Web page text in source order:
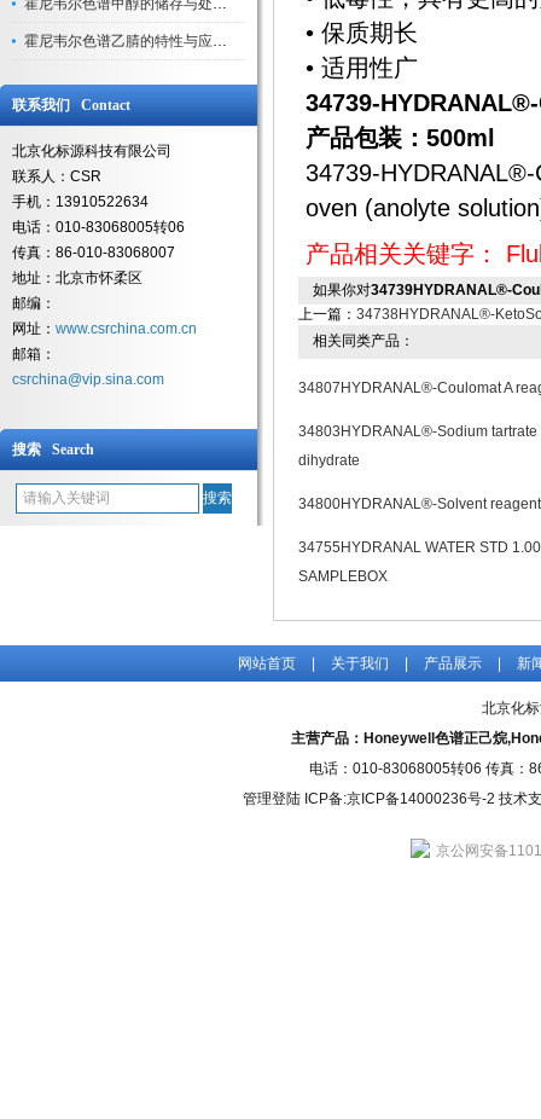
霍尼韦尔色谱甲醇的储存与处理注意事项
霍尼韦尔色谱乙腈的特性与应用领域解析
联系我们 Contact
北京化标源科技有限公司
联系人：CSR
手机：13910522634
电话：010-83068005转06
传真：86-010-83068007
地址：北京市怀柔区
邮编：
网址： www.csrchina.com.cn
邮箱：
csrchina@vip.sina.com
搜索 Search
• 保质期长
• 适用性广
34739-
产品包装：500ml
34739-
oven (anolyte
产品相关关键字：
如果你对34739HYDRANAL®-
上一篇： 34738HYDRANAL®-
相关同类产品：
34807HYDRANAL®-Coulomat A
34803HYDRANAL®-Sodium tartrate
dihydrate
34800HYDRANAL®-Solvent reagent
34755HYDRANAL WATER STD 1.00
SAMPLEBOX
网站首页 关于我们 产品展示 新
北京化
主营产品：Honeywell色谱正己烷
电话：010-83068005转06 传真：
管理登陆ICP备:京ICP备14000236号-2 技术
京公网安备